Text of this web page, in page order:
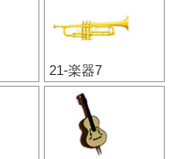
21-楽器7